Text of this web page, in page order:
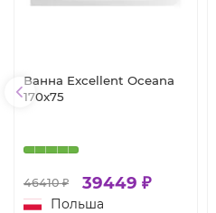
Ванна Excellent Oceana
170x75
46410 ₽ 39449 ₽
Польша